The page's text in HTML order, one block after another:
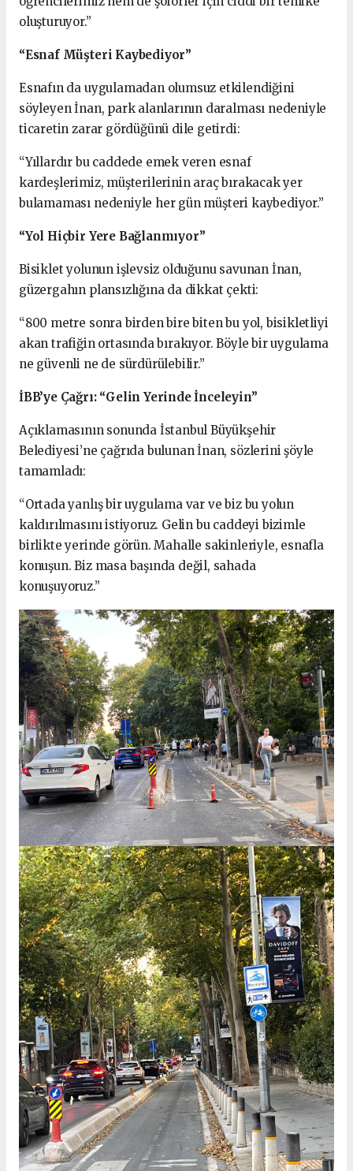
oluşturuyor.”
“Esnaf Müşteri Kaybediyor”
Esnafın da uygulamadan olumsuz etkilendiğini
söyleyen İnan, park alanlarının daralması nedeniyle
ticaretin zarar gördüğünü dile getirdi:
“Yıllardır bu caddede emek veren esnaf
kardeşlerimiz, müşterilerinin araç bırakacak yer
bulamaması nedeniyle her gün müşteri kaybediyor.”
“Yol Hiçbir Yere Bağlanmıyor”
Bisiklet yolunun işlevsiz olduğunu savunan İnan,
güzergahın plansızlığına da dikkat çekti:
“800 metre sonra birden bire biten bu yol, bisikletliyi
akan trafiğin ortasında bırakıyor. Böyle bir uygulama
ne güvenli ne de sürdürülebilir.”
İBB’ye Çağrı: “Gelin Yerinde İnceleyin”
Açıklamasının sonunda İstanbul Büyükşehir
Belediyesi’ne çağrıda bulunan İnan, sözlerini şöyle
tamamladı:
“Ortada yanlış bir uygulama var ve biz bu yolun
kaldırılmasını istiyoruz. Gelin bu caddeyi bizimle
birlikte yerinde görün. Mahalle sakinleriyle, esnafla
konuşun. Biz masa başında değil, sahada
konuşuyoruz.”